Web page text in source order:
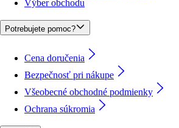
Výber obchodu
Potrebujete pomoc?
Cena doručenia
Bezpečnosť pri nákupe
Všeobecné obchodné podmienky
Ochrana súkromia